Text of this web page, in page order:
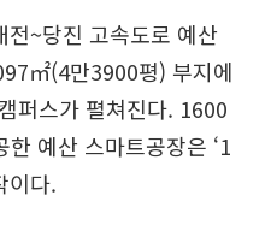
~당진 고속도로 예산
㎡(4만3900평) 부지에
퍼스가 펼쳐진다. 1600
예산 스마트공장은 ‘1
이다.